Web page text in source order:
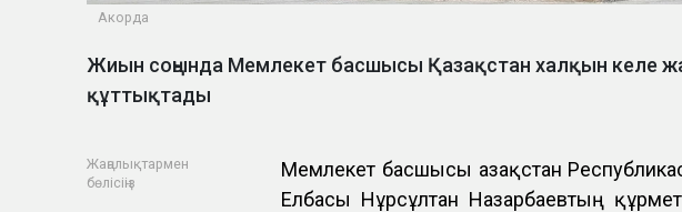
Акорда
Жиын соңында Мемлекет басшысы Қазақстан халқын келе
құттықтады
Жаңалықтармен
бөлісіңіз
Мемлекет басшысы Қазақстан
Елбасы Нұрсұлтан Назарбаевтың